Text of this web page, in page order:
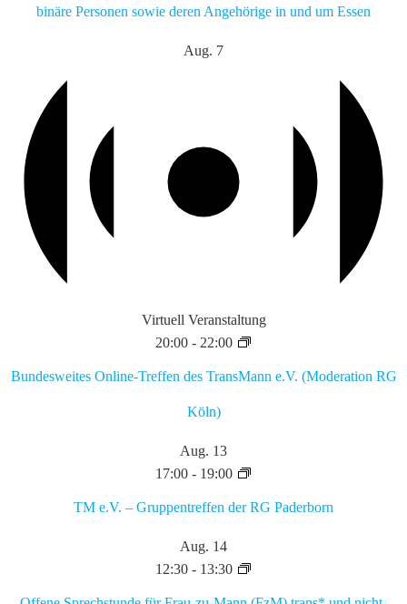
binäre Personen sowie deren Angehörige in und um Essen
Aug. 7
Virtuell Veranstaltung
20:00- 22:00
Bundesweites Online-Treffen des TransMann e.V. (Moderation RG
Köln)
Aug. 13
17:00- 19:00
TM e.V. – Gruppentreffen der RG Paderborn
Aug. 14
12:30- 13:30